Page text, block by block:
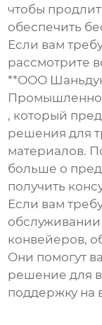
чтобы
обеспечить
Если вам
рассмотрите
**ООО
, который
решения для
материалов.
больше о
получить
Если вам
обслуживании
конвейеров,
Они помогут
решение для
поддержку на